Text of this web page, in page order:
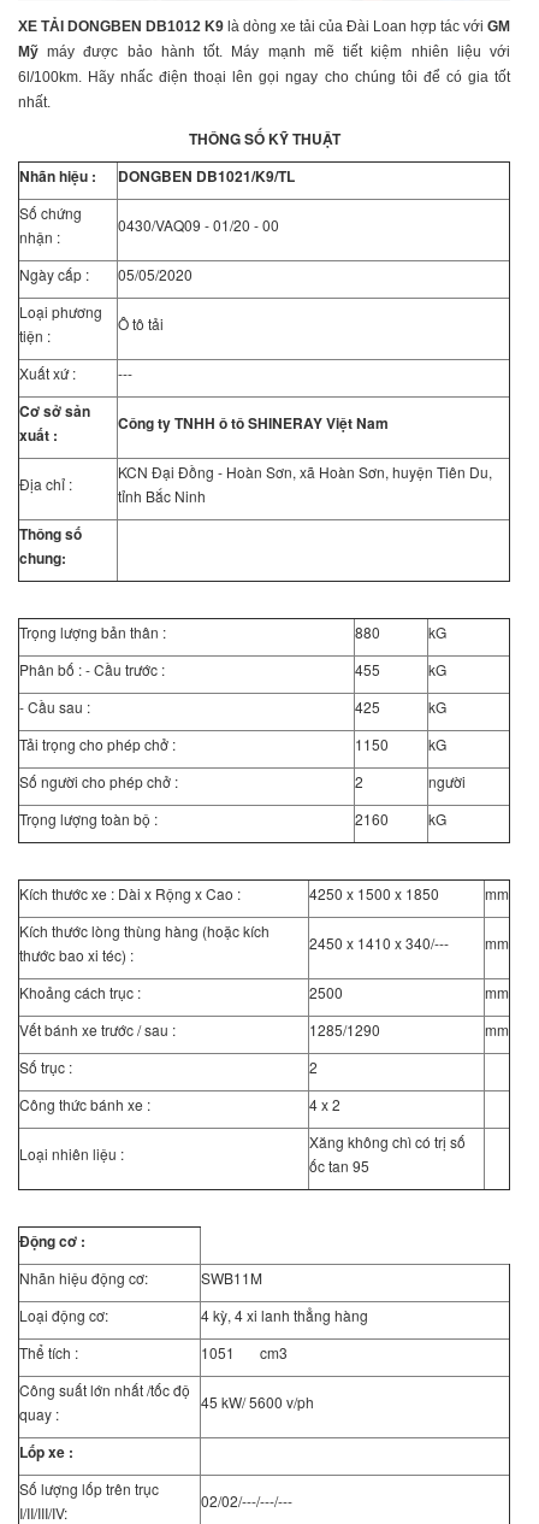
XE TẢI DONGBEN DB1012 K9 là dòng xe tải của Đài Loan hợp tác với GM
Mỹ máy được bảo hành tốt. Máy mạnh mẽ tiết kiệm nhiên liệu với
6l/100km. Hãy nhấc điện thoại lên gọi ngay cho chúng tôi để có gia tốt
nhất.
THÔNG SỐ KỸ THUẬT
Nhãn hiệu :
DONGBEN DB1021/K9/TL
Số chứng
nhận :
0430/VAQ09 - 01/20 - 00
Ngày cấp :
05/05/2020
Loại phương
tiện :
Ô tô tải
Xuất xứ : ---
Cơ sở sản
xuất :
Công ty TNHH ô tô SHINERAY Việt Nam
Địa chỉ :
KCN Đại Đồng - Hoàn Sơn, xã Hoàn Sơn, huyện Tiên Du,
tỉnh Bắc Ninh
Thông số
chung:
Trọng lượng bản thân : 880
kG
Phân bố : - Cầu trước :
455
kG
- Cầu sau :
425
kG
Tải trọng cho phép chở :
1150
kG
Số người cho phép chở :
2
người
Trọng lượng toàn bộ :
2160 kG
Kích thước xe : Dài x Rộng x Cao : 4250 x 1500 x 1850
mm
Kích thước lòng thùng hàng (hoặc kích
thước bao xi téc) :
2450 x 1410 x 340/--- mm
Khoảng cách trục : 2500
mm
Vết bánh xe trước / sau :
1285/1290
mm
Số trục :
2
Công thức bánh xe :
4 x 2
Loại nhiên liệu :
Xăng không chì có trị số
ốc tan 95
Động cơ :
Nhãn hiệu động cơ:
SWB11M
Loại động cơ:
4 kỳ, 4 xi lanh thẳng hàng
Thể tích :
1051 cm3
Công suất lớn nhất /tốc độ
quay :
45 kW/ 5600 v/ph
Lốp xe :
Số lượng lốp trên trục
I/II/III/IV:
02/02/---/---/---